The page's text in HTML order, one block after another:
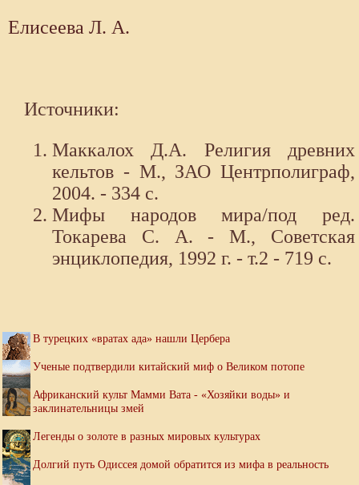
Елисеева Л. А.
Источники:
Маккалох Д.А. Религия древних
кельтов - М., ЗАО Центрполиграф,
2004. - 334 с.
Мифы народов мира/под ред.
Токарева С. А. - М., Советская
энциклопедия, 1992 г. - т.2 - 719 с.
В турецких «вратах ада» нашли Цербера
Ученые подтвердили китайский миф о Великом потопе
Африканский культ Мамми Вата - «Хозяйки воды» и
заклинательницы змей
Легенды о золоте в разных мировых культурах
Долгий путь Одиссея домой обратится из мифа в реальность